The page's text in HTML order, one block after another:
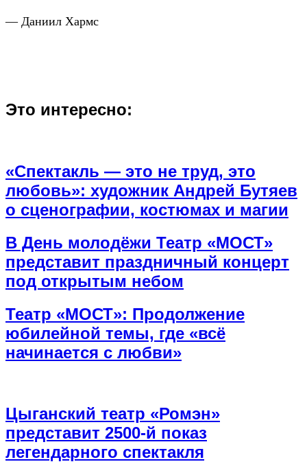
— Даниил Хармс
Это интересно:
«Спектакль — это не труд, это
любовь»: художник Андрей Бутяев
о сценографии, костюмах и магии
В День молодёжи Театр «МОСТ»
представит праздничный концерт
под открытым небом
Театр «МОСТ»: Продолжение
юбилейной темы, где «всё
начинается с любви»
Цыганский театр «Ромэн»
представит 2500-й показ
легендарного спектакля